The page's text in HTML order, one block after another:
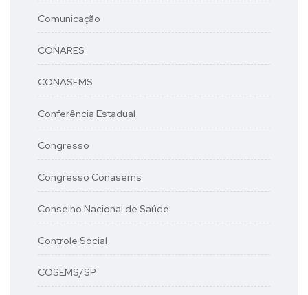
Comunicação
CONARES
CONASEMS
Conferência Estadual
Congresso
Congresso Conasems
Conselho Nacional de Saúde
Controle Social
COSEMS/SP